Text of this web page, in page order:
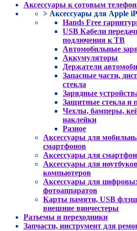
Аксессуары к сотовым
> Аксессуары для Apple
Hands Free
USB Кабели
подлючения к ТВ
Автомобильные
Аккумуляторы
Держатели
Запасные части,
стекла
Зарядные
Защитные стекла и
Чехлы, бамперы,
наклейки
Разное
Аксессуары для
смартфонов
Аксессуары для
Аксессуары для
компьютеров
Аксессуары для
фотоаппаратов
Карты памяти, USB флэш
внешние винчестеры
Разъемы и переходники
Запчасти, инструмент для